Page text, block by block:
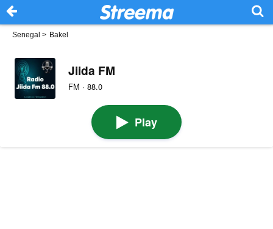
Senegal > Bakel
Jiida FM
FM · 88.0
Play